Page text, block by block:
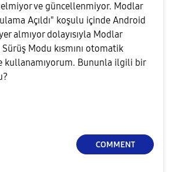
ve güncellenmiyor. Modlar
Açıldı" koşulu içinde Android
almıyor dolayısıyla Modlar
Modu kısmını otomatik
kullanamıyorum. Bununla ilgili bir
COMMENT